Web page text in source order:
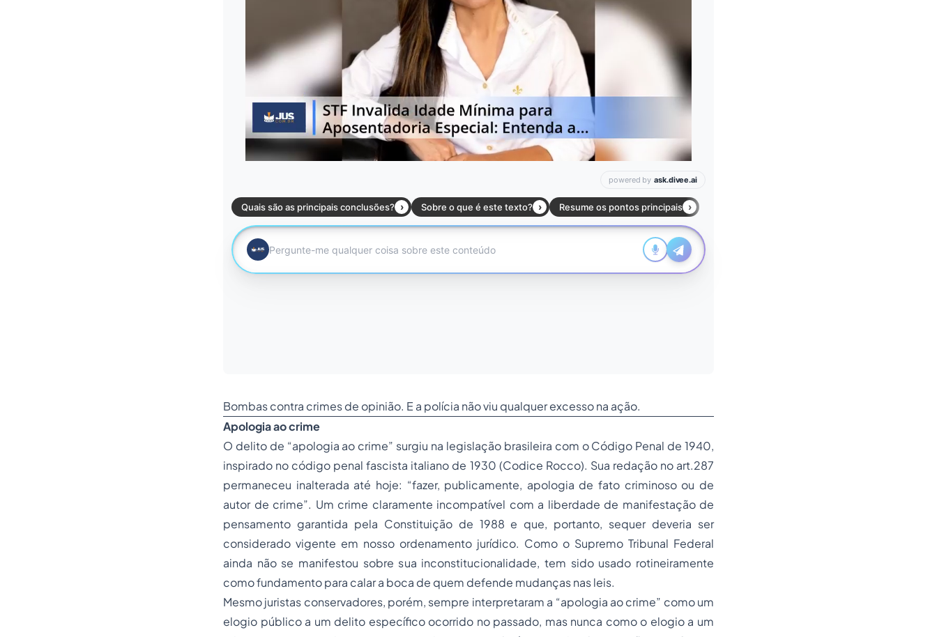
Bombas contra crimes de opinião. E a polícia não viu qualquer excesso na ação.
Apologia ao crime
O delito de “apologia ao crime” surgiu na legislação brasileira com o Código Penal de 1940,
inspirado no código penal fascista italiano de 1930 (Codice Rocco). Sua redação no art.287
permaneceu inalterada até hoje: “fazer, publicamente, apologia de fato criminoso ou de
autor de crime”. Um crime claramente incompatível com a liberdade de manifestação de
pensamento garantida pela Constituição de 1988 e que, portanto, sequer deveria ser
considerado vigente em nosso ordenamento jurídico. Como o Supremo Tribunal Federal
ainda não se manifestou sobre sua inconstitucionalidade, tem sido usado rotineiramente
como fundamento para calar a boca de quem defende mudanças nas leis.
Mesmo juristas conservadores, porém, sempre interpretaram a “apologia ao crime” como um
elogio público a um delito específico ocorrido no passado, mas nunca como o elogio a um